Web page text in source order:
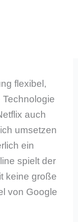
flexibel,
auch
umsetzen
ein
spielt der
keine große
von Google